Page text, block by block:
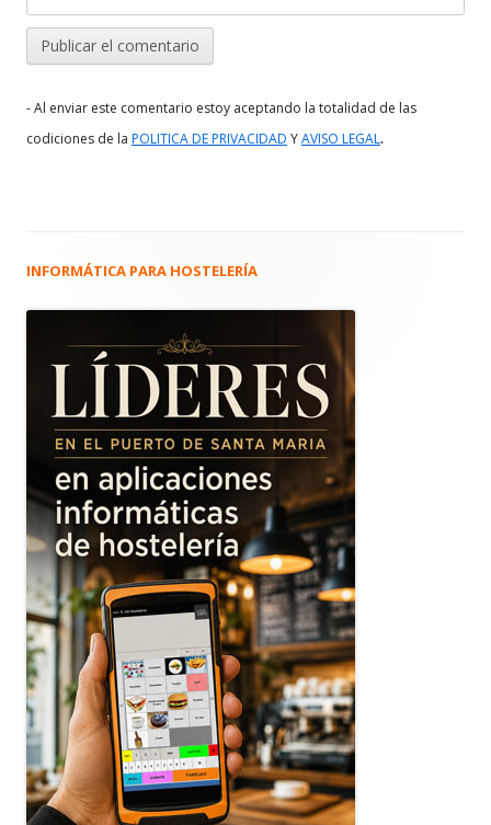
- Al enviar este comentario estoy aceptando la totalidad de las
codiciones de la POLITICA DE PRIVACIDAD YAVISO LEGAL.
Barra
principal
INFORMÁTICA PARA HOSTELERÍA